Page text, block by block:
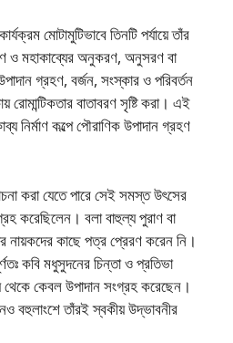
মোটামুটিভাবে তিনটি পর্যায়ে তাঁর
ও মহাকাব্যের অনুকরণ, অনুসরণ বা
গ্রহণ, বর্জন, সংস্কার ও পরিবর্তন
বাতাবরণ সৃষ্টি করা। এই
নির্মাণ কল্পে পৌরাণিক উপাদান গ্রহণ
করা যেতে পারে সেই সমস্ত উৎসের
করেছিলেন। বলা বাহুল্য পুরাণ বা
নায়কদের কাছে পত্র প্রেরণ করেন নি।
কবি মধুসুদনের চিন্তা ও প্রতিভা
কেবল উপাদান সংগ্রহ করেছেন।
বহুলাংশে তাঁরই স্বকীয় উদ্ভাবনীর